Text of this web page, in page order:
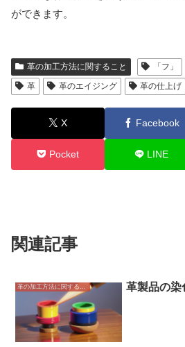
ができます。
革の加工方法に関すること 「フ」
革
革のエイジング 革の仕上げ
X Facebook
Pocket LINE
関連記事
革製品の染